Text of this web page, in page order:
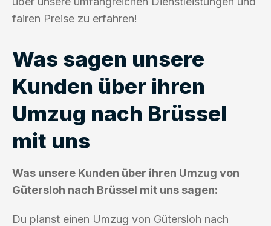
fairen Preise zu erfahren!
Was sagen unsere
Kunden über ihren
Umzug nach Brüssel
mit uns
Was unsere Kunden über ihren Umzug von
Gütersloh nach Brüssel mit uns sagen:
Du planst einen Umzug von Gütersloh nach